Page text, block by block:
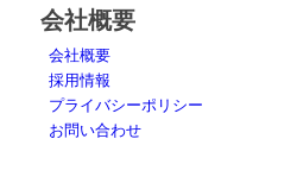
会社概要
会社概要
採用情報
プライバシーポリシー
お問い合わせ